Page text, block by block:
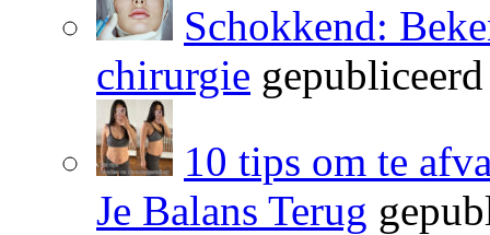
Schokkend:
chirurgie
10 tips om te
Je Balans Terug